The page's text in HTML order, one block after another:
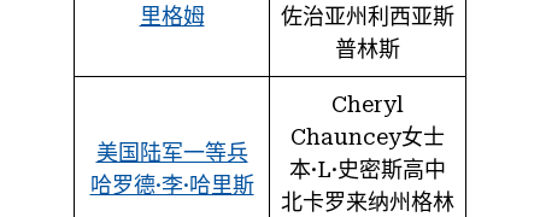
里格姆
佐治亚州利西亚斯
普林斯
美国陆军一等兵
哈罗德·李·哈里斯
Cheryl
Chauncey女士
本·L·史密斯高中
北卡罗来纳州格林